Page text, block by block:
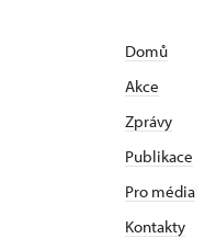
Domů
Akce
Zprávy
Publikace
Pro média
Kontakty